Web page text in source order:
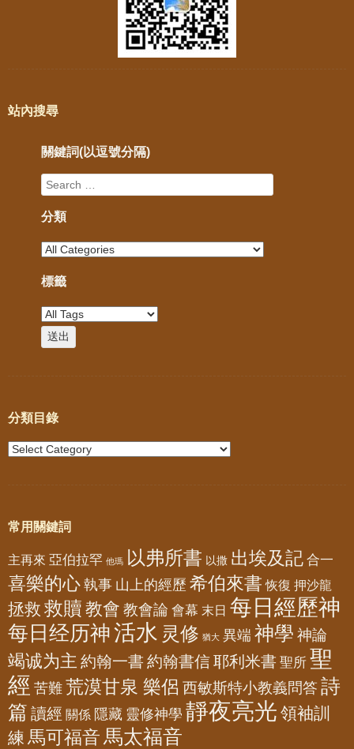
站內搜尋
關鍵詞(以逗號分隔)
分類
標籤
分類目錄
常用關鍵詞
主再來 亞伯拉罕 他瑪 以弗所書 以撒 出埃及記 合一
喜樂的心 執事 山上的經歷 希伯來書 恢復 押沙龍
拯救 救贖 教會 教會論 會幕 末日 每日經歷神
每日经历神活水 灵修 猶大 異端 神學 神論
竭诚为主 約翰一書 約翰書信耶利米書 聖所 聖
經 苦難 荒漠甘泉 樂侶 西敏斯特小教義問答詩
篇 讀經 關係 隱藏 靈修神學 靜夜亮光 領袖訓
練 馬可福音 馬太福音